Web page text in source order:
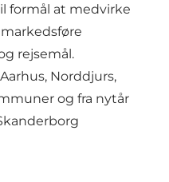
formål at medvirke
rejsemål.
Norddjurs,
og fra nytår